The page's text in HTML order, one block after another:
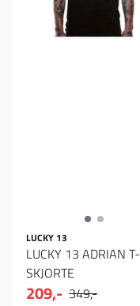
LUCKY 13
LUCKY 13 ADRIAN T-
SKJORTE
209,- 349,-